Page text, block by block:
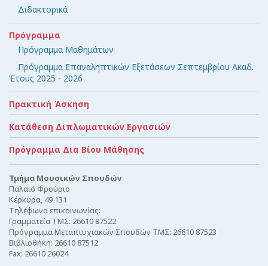
Διδακτορικά
Πρόγραμμα
Πρόγραμμα Μαθημάτων
Πρόγραμμα Επαναληπτικών Εξετάσεων Σεπτεμβρίου Ακαδ.
Έτους 2025 - 2026
Πρακτική Άσκηση
Κατάθεση Διπλωματικών Εργασιών
Πρόγραμμα Δια Βίου Μάθησης
Τμήμα Μουσικών Σπουδών
Παλαιό Φρούριο
Κέρκυρα, 49 131
Τηλέφωνα επικοινωνίας:
Γραμματεία ΤΜΣ: 26610 87522
Πρόγραμμα Μεταπτυχιακών Σπουδών ΤΜΣ: 26610 87523
Βιβλιοθήκη: 26610 87512
Fax: 26610 26024